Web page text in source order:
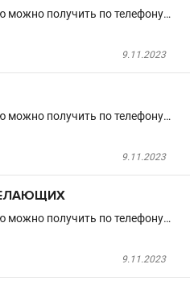
получить по телефону…
9.11.2023
получить по телефону…
9.11.2023
получить по телефону…
9.11.2023